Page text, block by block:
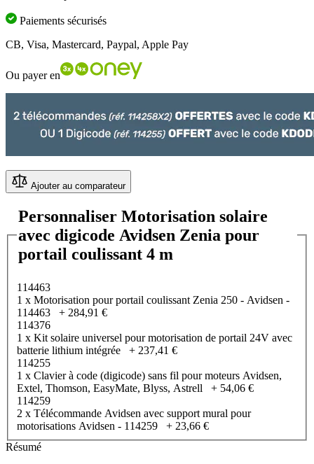
Paiements sécurisés
CB, Visa, Mastercard, Paypal, Apple Pay
Ou payer en
Ajouter au comparateur
Personnaliser Motorisation solaire
avec digicode Avidsen Zenia pour
portail coulissant 4 m
114463
1 x Motorisation pour portail coulissant Zenia 250 - Avidsen -
114463
+ 284,91 €
114376
1 x Kit solaire universel pour motorisation de portail 24V avec
batterie lithium intégrée
+ 237,41 €
114255
1 x Clavier à code (digicode) sans fil pour moteurs Avidsen,
Extel, Thomson, EasyMate, Blyss, Astrell
+ 54,06 €
114259
2 x Télécommande Avidsen avec support mural pour
motorisations Avidsen - 114259
+ 23,66 €
Résumé